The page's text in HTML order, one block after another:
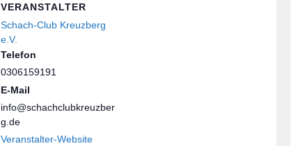
VERANSTALTER
Schach-Club Kreuzberg
e.V.
Telefon
0306159191
E-Mail
info@schachclubkreuzber
g.de
Veranstalter-Website